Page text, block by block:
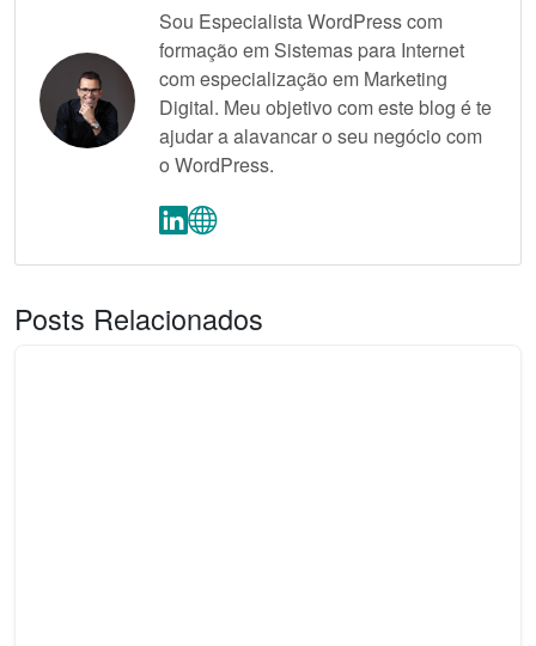
Sou Especialista WordPress com
formação em Sistemas para Internet
com especialização em Marketing
Digital. Meu objetivo com este blog é te
ajudar a alavancar o seu negócio com
o WordPress.
Posts Relacionados